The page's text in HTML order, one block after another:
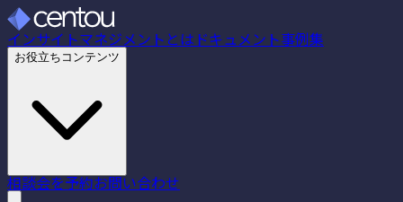
インサイトマネジメントとは ドキュメント事例集
お役立ちコンテンツ
相談会を予約お問い合わせ